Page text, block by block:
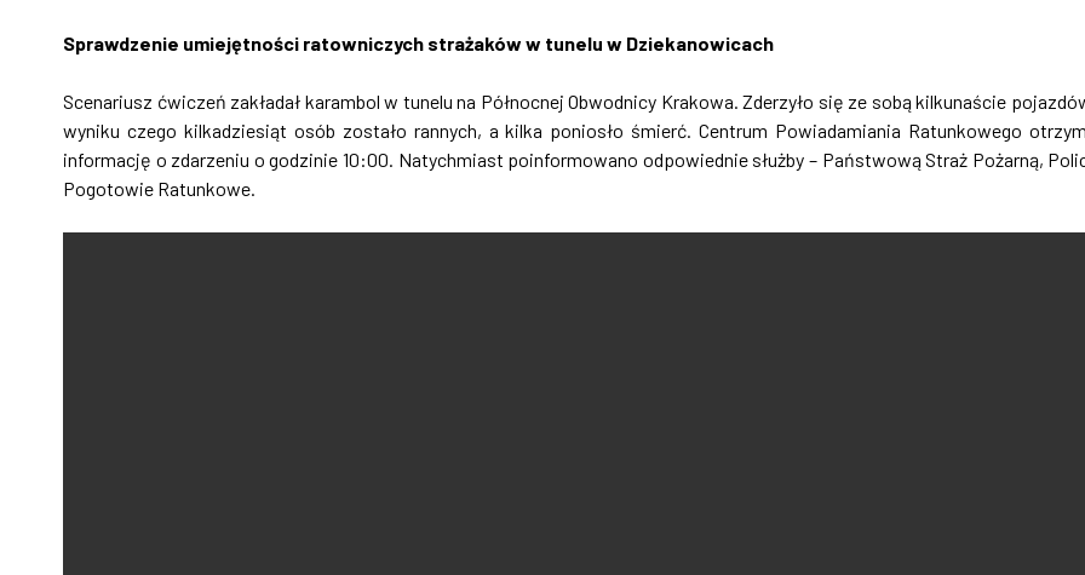
Sprawdzenie umiejętności ratowniczych strażaków w tunelu w Dziekanowicach
Scenariusz ćwiczeń zakładał karambol w tunelu na Północnej Obwodnicy Krakowa. Zderzyło się ze sobą kilkunaście
wyniku czego kilkadziesiąt osób zostało rannych, a kilka poniosło śmierć. Centrum Powiadamiania Ratunkowego
informację o zdarzeniu o godzinie 10:00. Natychmiast poinformowano odpowiednie służby – Państwową Straż Pożarną,
Pogotowie Ratunkowe.